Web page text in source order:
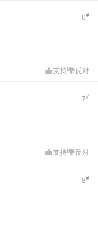
6#
支持 反对
7#
支持 反对
8#